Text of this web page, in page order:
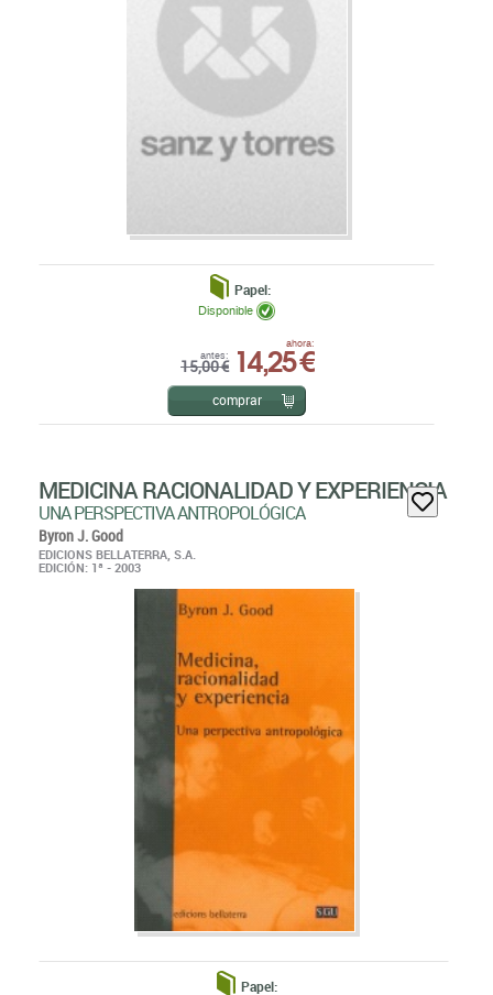
Papel:
antes:
15,00 €
ahora:
14,25 €
Disponible
comprar
MEDICINA RACIONALIDAD Y EXPERIENCIA
UNA PERSPECTIVA ANTROPOLÓGICA
Byron J. Good
EDICIONS BELLATERRA, S.A.
EDICIÓN: 1ª - 2003
Papel: